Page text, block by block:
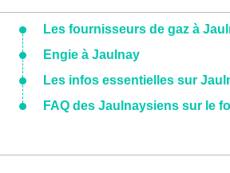
Les fournisseurs de gaz à
Engie à Jaulnay
Les infos essentielles sur
FAQ des Jaulnaysiens sur le